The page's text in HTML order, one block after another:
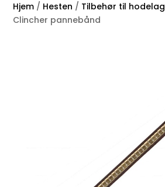
Hjem / Hesten / Tilbehør til hodelag
Clincher pannebånd